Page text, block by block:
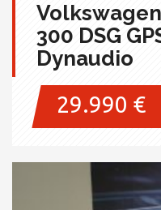
Volkswagen
300 DSG
Dynaudio
29.990 €